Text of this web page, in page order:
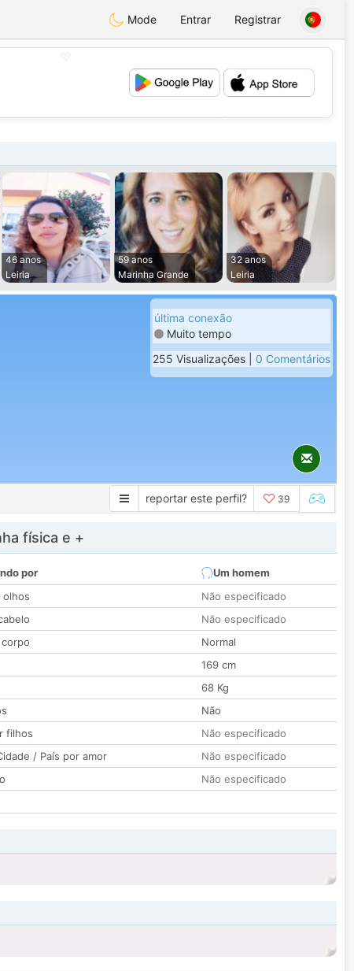
Mode Entrar Registrar
46 anos
Leiria
59 anos
Marinha Grande
32 anos
Leiria
última conexão
Muito tempo
255 Visualizações | 0 Comentários
reportar este perfil? 39
física e +
por
Um homem
olhos
Não especificado
Não especificado
Normal
169 cm
68 Kg
Não
filhos
Não especificado
/ País por amor
Não especificado
Não especificado